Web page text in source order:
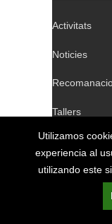
Activitats
Noticies
Tallers
Xerrades
Utilizamos
experiencia al
utilizando este